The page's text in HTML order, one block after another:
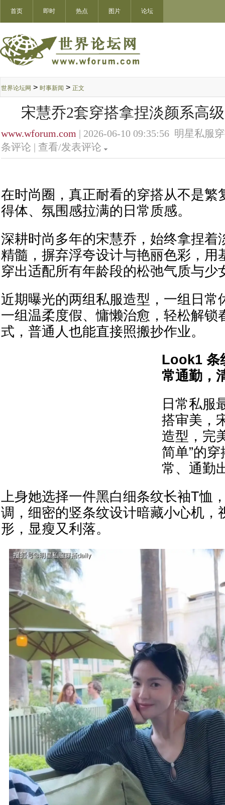
首页 即时 热点 图片 论坛
世界论坛网 > 时事新闻 > 正文
宋慧乔2套穿搭拿捏淡颜系高
www.wforum.com | 2026-06-10 09:35:56 明星私服
条评论 | 查看/发表评论
在时尚圈，真正耐看的穿搭从不是繁
得体、氛围感拉满的日常质感。
深耕时尚多年的宋慧乔，始终拿捏着
精髓，摒弃浮夸设计与艳丽色彩，用
穿出适配所有年龄段的松弛气质与少
近期曝光的两组私服造型，一组日常
一组温柔度假、慵懒治愈，轻松解锁
式，普通人也能直接照搬抄作业。
Look1 条
常通勤，
日常私服
搭审美，
造型，完
简单”的
常、通勤
上身她选择一件黑白细条纹长袖T恤
调，细密的竖条纹设计暗藏小心机，
形，显瘦又利落。